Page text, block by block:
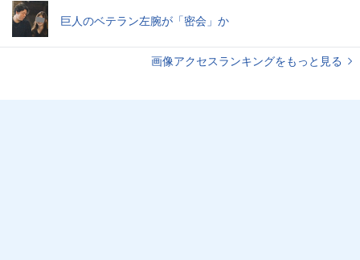
巨人のベテラン左腕が「密会」か
画像アクセスランキングをもっと見る